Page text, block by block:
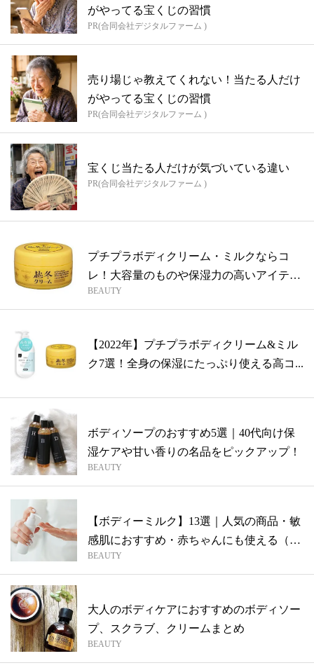
がやってる宝くじの習慣
PR(合同会社デジタルファーム )
売り場じゃ教えてくれない！当たる人だけ
がやってる宝くじの習慣
PR(合同会社デジタルファーム )
宝くじ当たる人だけが気づいている違い
PR(合同会社デジタルファーム )
プチプラボディクリーム・ミルクならコ
レ！大容量のものや保湿力の高いアイテム
を紹介
BEAUTY
【2022年】プチプラボディクリーム&ミル
ク7選！全身の保湿にたっぷり使える高コ...
ボディソープのおすすめ5選｜40代向け保
湿ケアや甘い香りの名品をピックアップ！
BEAUTY
【ボディーミルク】13選｜人気の商品・敏
感肌におすすめ・赤ちゃんにも使える（ま
と...
BEAUTY
大人のボディケアにおすすめのボディソー
プ、スクラブ、クリームまとめ
BEAUTY